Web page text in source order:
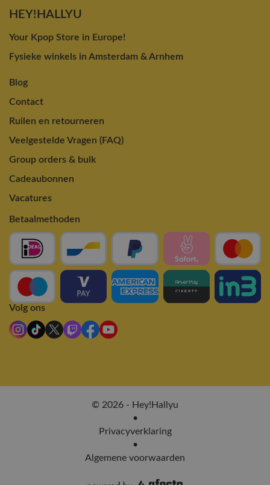
HEY!HALLYU
Your Kpop Store in Europe!
Fysieke winkels in Amsterdam & Arnhem
Blog
Contact
Ruilen en retourneren
Veelgestelde Vragen (FAQ)
Group orders & bulk
Cadeaubonnen
Vacatures
Betaalmethoden
Volg ons
© 2026 - Hey!Hallyu
•
Privacyverklaring
•
Algemene voorwaarden